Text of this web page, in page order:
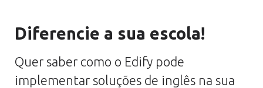
Diferencie a sua escola!
Quer saber como o Edify pode
implementar soluções de inglês na sua